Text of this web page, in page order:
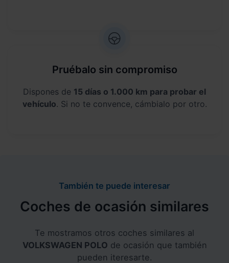
Pruébalo sin compromiso
Dispones de 15 días o 1.000 km para probar el
vehículo. Si no te convence, cámbialo por otro.
También te puede interesar
Coches de ocasión similares
Te mostramos otros coches similares al
VOLKSWAGEN POLO de ocasión que también
pueden iteresarte.